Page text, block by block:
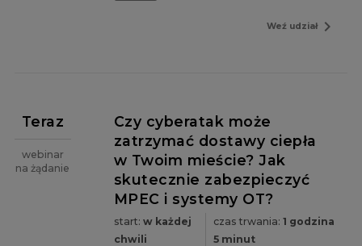
Weź udziałnavigate_next
Teraz
webinar
na żądanie
Czy cyberatak może
zatrzymać dostawy ciepła
w Twoim mieście? Jak
skutecznie zabezpieczyć
MPEC i systemy OT?
start: w każdej
chwili
czas trwania: 1 godzina
5 minut